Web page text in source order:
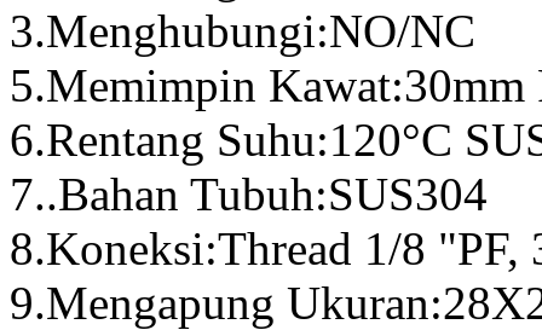
3.Menghubungi:NO/NC
5.Memimpin
6.Rentang Suhu:120°C
7..Bahan Tubuh:SUS304
8.Koneksi:Thread 1/8
9.Mengapung